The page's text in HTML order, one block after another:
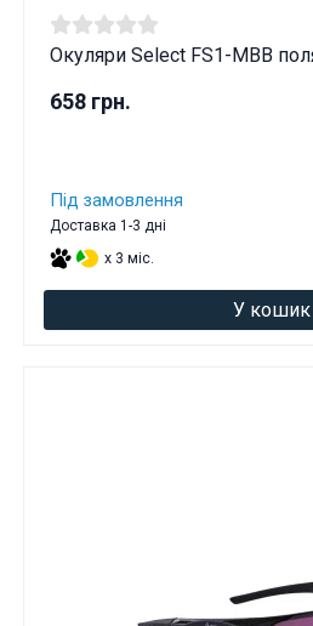
Окуляри Select FS1-MBB
658 грн.
Під замовлення
Доставка 1-3 дні
x 3 міс.
У кошик